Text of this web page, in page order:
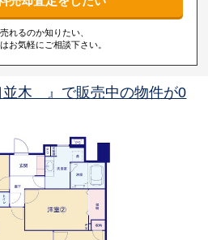
れるのか知りたい、
お気軽にご相談下さい。
並木 』で販売中の物件が0